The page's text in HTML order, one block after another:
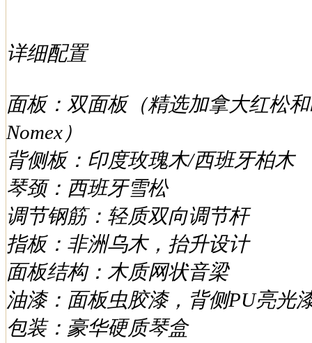
详细配置
面板：双面板（精选加拿大红松
Nomex）
背侧板：印度玫瑰木/西班牙柏木
琴颈：西班牙雪松
调节钢筋：轻质双向调节杆
指板：非洲乌木，抬升设计
面板结构：木质网状音梁
油漆：面板虫胶漆，背侧PU亮光
包装：豪华硬质琴盒